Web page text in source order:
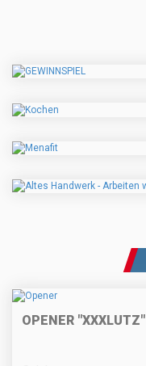
OPENER "XXXLUTZ"